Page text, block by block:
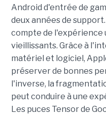
Android d'entrée de
deux années de
compte de l'expérience
vieillissants. Grâce à
matériel et logiciel,
préserver de bonnes
l'inverse, la
peut conduire à une
Les puces Tensor de